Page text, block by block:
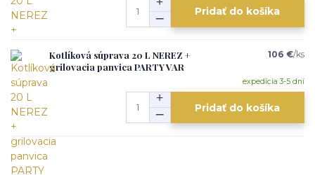
Pridať do košíka
Kotlíková súprava 20 L NEREZ +
grilovacia panvica PARTY VAR
106 €/ks
expedícia 3-5 dní
Pridať do košíka